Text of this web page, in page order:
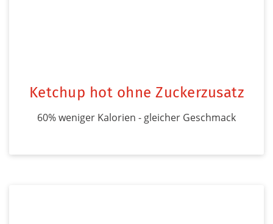
Ketchup hot ohne Zuckerzusatz
60% weniger Kalorien - gleicher Geschmack